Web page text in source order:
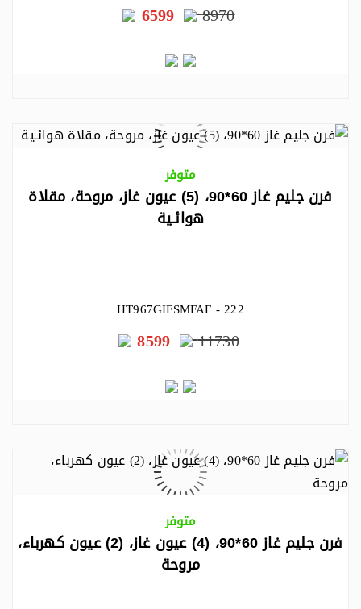
8970
6599
متوفر
فرن جليم غاز 60*90، (5) عيون غاز، مروحة، مقلاة
هوائـية
HT967GIFSMFAF - 222
11730
8599
متوفر
فرن جليم غاز 60*90، (4) عيون غاز، (2) عيون كهرباء،
مروحة